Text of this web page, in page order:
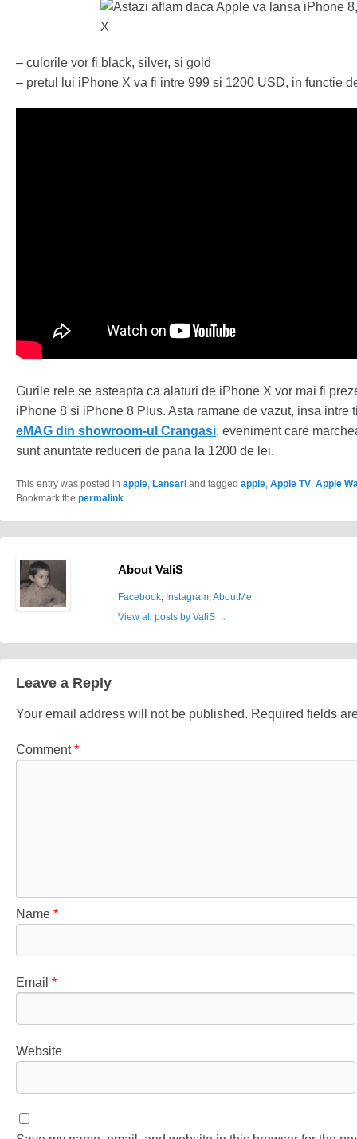
– culorile vor fi black, silver, si gold
– pretul lui iPhone X va fi intre 999 si 1200 USD, in functie
Gurile rele se asteapta ca alaturi de iPhone X vor mai fi
iPhone 8 si iPhone 8 Plus. Asta ramane de vazut, insa intre
eMAG din showroom-ul Crangasi, eveniment care
sunt anuntate reduceri de pana la 1200 de lei.
This entry was posted in apple Lansari and tagged apple Apple TV Apple
Bookmark the permalink
About ValiS
Facebook, Instagram, AboutMe
View all posts by ValiS →
Leave a Reply
Your email address will not be published. Required fields
Comment*
Name *
Email *
Website